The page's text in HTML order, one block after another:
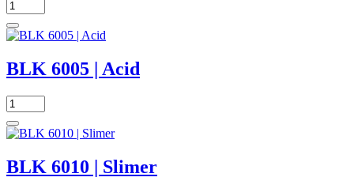
BLK 6005 | Acid
BLK 6010 | Slimer